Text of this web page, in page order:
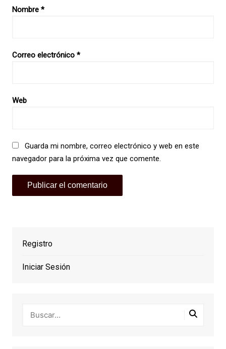
Nombre *
Correo electrónico *
Web
Guarda mi nombre, correo electrónico y web en este
navegador para la próxima vez que comente.
Registro
Iniciar Sesión